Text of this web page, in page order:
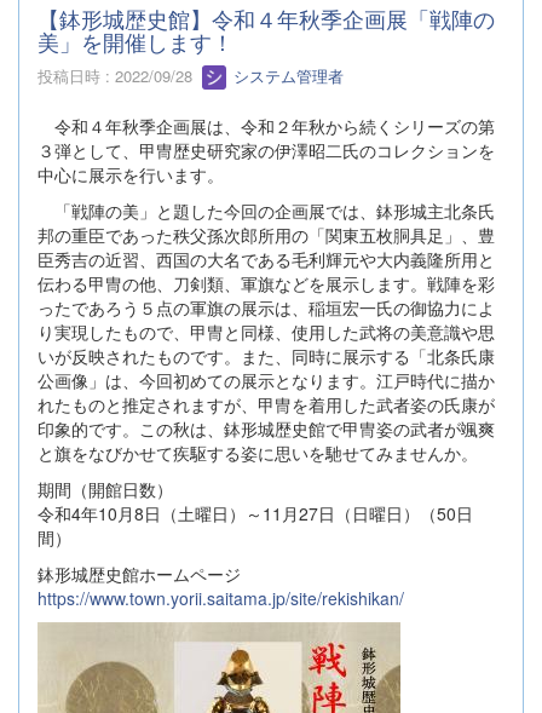
【鉢形城歴史館】令和４年秋季企画展「戦陣の
美」を開催します！
投稿日時 : 2022/09/28 システム管理者
令和４年秋季企画展は、令和２年秋から続くシリーズの第
３弾として、甲冑歴史研究家の伊澤昭二氏のコレクションを
中心に展示を行います。
「戦陣の美」と題した今回の企画展では、鉢形城主北条氏
邦の重臣であった秩父孫次郎所用の「関東五枚胴具足」、豊
臣秀吉の近習、西国の大名である毛利輝元や大内義隆所用と
伝わる甲冑の他、刀剣類、軍旗などを展示します。戦陣を彩
ったであろう５点の軍旗の展示は、稲垣宏一氏の御協力によ
り実現したもので、甲冑と同様、使用した武将の美意識や思
いが反映されたものです。また、同時に展示する「北条氏康
公画像」は、今回初めての展示となります。江戸時代に描か
れたものと推定されますが、甲冑を着用した武者姿の氏康が
印象的です。この秋は、鉢形城歴史館で甲冑姿の武者が颯爽
と旗をなびかせて疾駆する姿に思いを馳せてみませんか。
期間（開館日数）
令和4年10月8日（土曜日）～11月27日（日曜日）（50日
間）
鉢形城歴史館ホームページ
https://www.town.yorii.saitama.jp/site/rekishikan/